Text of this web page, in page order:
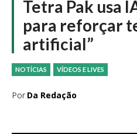
Tetra Pak usa
para reforçar
artificial”
NOTÍCIAS VÍDEOS E LIVES
Por Da Redação